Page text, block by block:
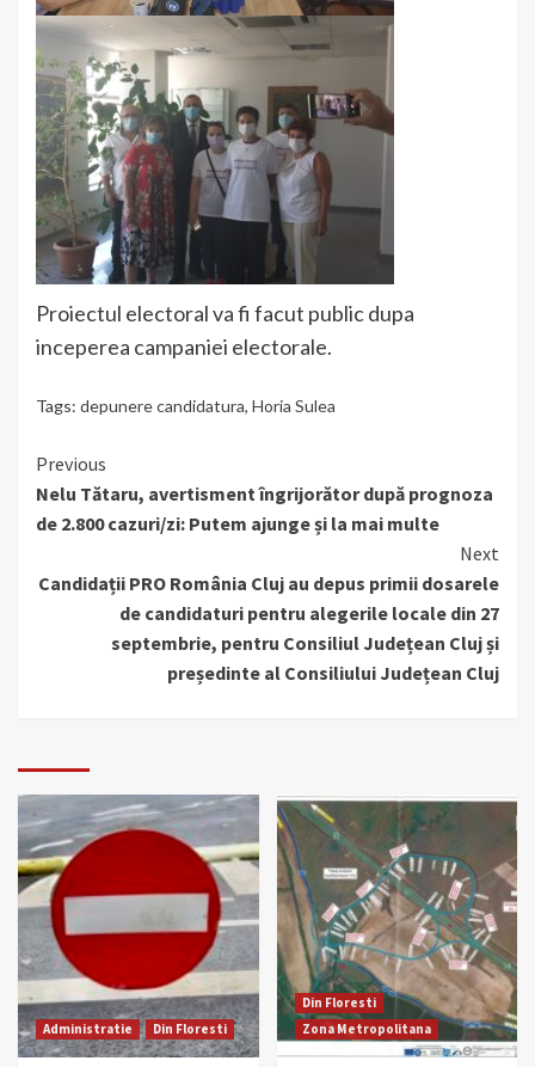
Proiectul electoral va fi facut public dupa
inceperea campaniei electorale.
Tags: depunere candidatura, Horia Sulea
Continue
Reading
Previous
Nelu Tătaru, avertisment îngrijorător după prognoza
de 2.800 cazuri/zi: Putem ajunge și la mai multe
Next
Candidații PRO România Cluj au depus primii dosarele
de candidaturi pentru alegerile locale din 27
septembrie, pentru Consiliul Județean Cluj și
președinte al Consiliului Județean Cluj
Administratie Din Floresti
Din Floresti
Zona Metropolitana